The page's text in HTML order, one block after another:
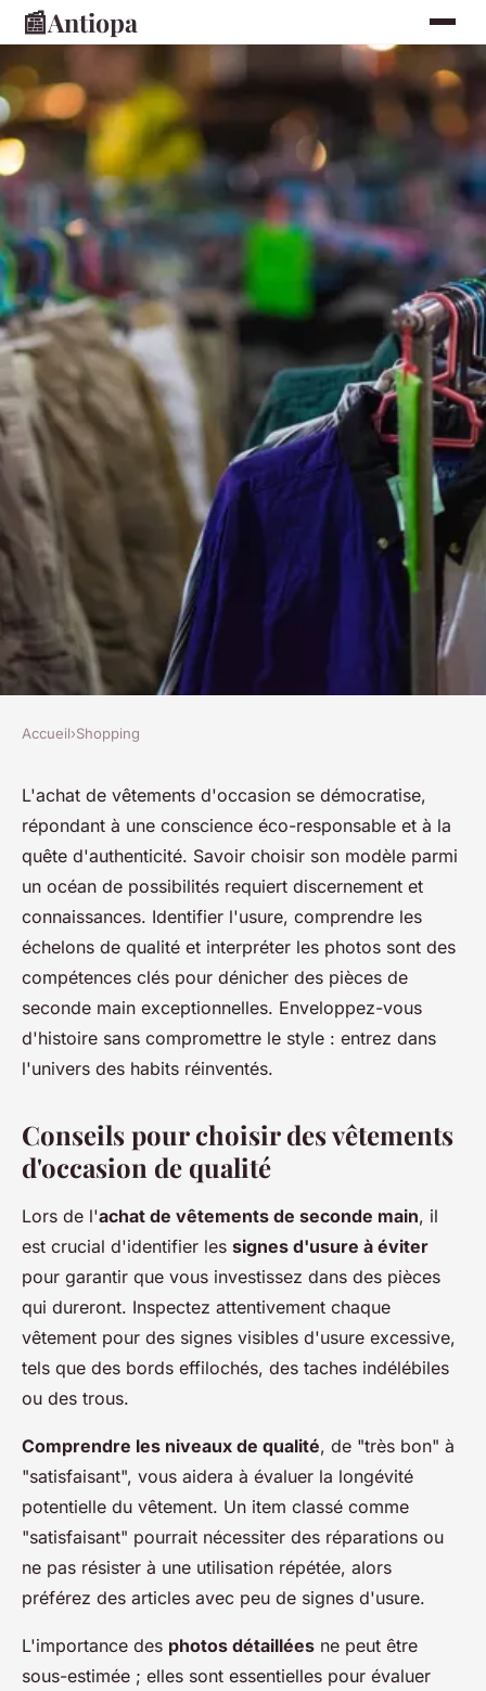
📰Antiopa
SHOPPING
Vêtements d'occasion : quel
modèle choisir ?
josèphe•6 avril 2024•3 min de lecture
Accueil›Shopping
L'achat de vêtements d'occasion se démocratise,
répondant à une conscience éco-responsable et à la
quête d'authenticité. Savoir choisir son modèle parmi
un océan de possibilités requiert discernement et
connaissances. Identifier l'usure, comprendre les
échelons de qualité et interpréter les photos sont des
compétences clés pour dénicher des pièces de
seconde main exceptionnelles. Enveloppez-vous
d'histoire sans compromettre le style : entrez dans
l'univers des habits réinventés.
Conseils pour choisir des vêtements
d'occasion de qualité
Lors de l'achat de vêtements de seconde main, il
est crucial d'identifier les signes d'usure à éviter
pour garantir que vous investissez dans des pièces
qui dureront. Inspectez attentivement chaque
vêtement pour des signes visibles d'usure excessive,
tels que des bords effilochés, des taches indélébiles
ou des trous.
Comprendre les niveaux de qualité, de "très bon" à
"satisfaisant", vous aidera à évaluer la longévité
potentielle du vêtement. Un item classé comme
"satisfaisant" pourrait nécessiter des réparations ou
ne pas résister à une utilisation répétée, alors
préférez des articles avec peu de signes d'usure.
L'importance des photos détaillées ne peut être
sous-estimée ; elles sont essentielles pour évaluer